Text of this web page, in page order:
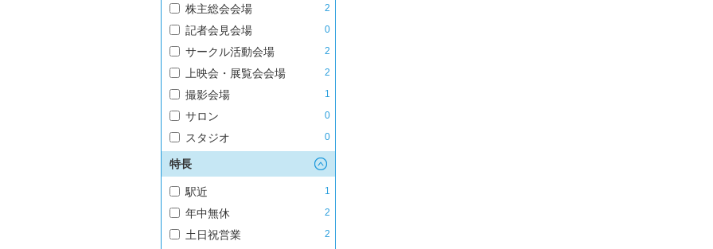
株主総会会場 2
記者会見会場 0
サークル活動会場 2
上映会・展覧会会場 2
撮影会場 1
サロン 0
スタジオ 0
特長
駅近 1
年中無休 2
土日祝営業 2